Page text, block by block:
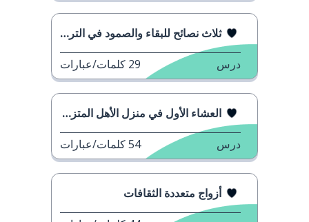
ثلاث نصائح للبقاء والصمود في التربية كوالد وحيد
درس 29 كلمات/عبارات
العشاء الأول في منزل الأهل المتزوجين
درس 54كلمات/عبارات
أزواج متعددة الثقافات